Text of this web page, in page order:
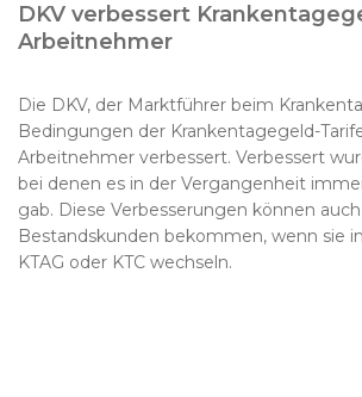
DKV verbessert
Arbeitnehmer
Die DKV, der Marktführer beim
Bedingungen der Krankentagegeld-
Arbeitnehmer verbessert. Verbessert
bei denen es in der Vergangenheit
gab. Diese Verbesserungen können
Bestandskunden bekommen, wenn sie
KTAG oder KTC wechseln.